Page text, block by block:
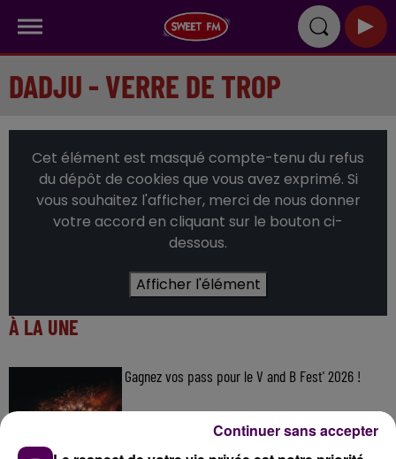
DADJU - VERRE DE TROP
Cet élément est masqué compte-tenu du refus
du dépôt de cookies que vous avez exprimé. Si
vous souhaitez l'afficher, merci de nous donner
votre accord en cliquant sur le bouton ci-
dessous.
Afficher l'élément
À LA UNE
Gagnez vos pass pour le V and B Fest' 2026 !
Continuer sans accepter